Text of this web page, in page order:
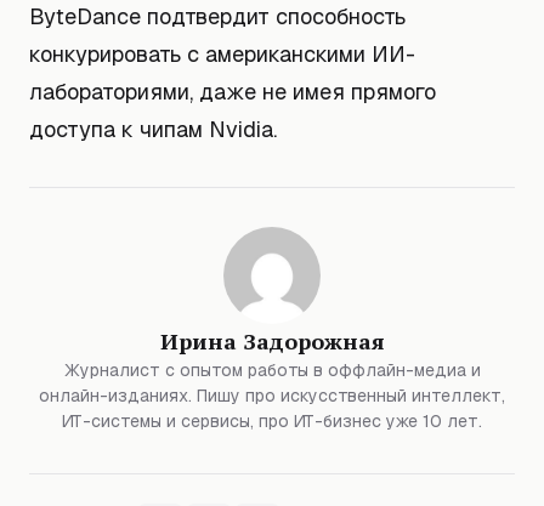
ByteDance подтвердит способность
конкурировать с американскими ИИ-
лабораториями, даже не имея прямого
доступа к чипам Nvidia.
Ирина Задорожная
Журналист с опытом работы в оффлайн-медиа и
онлайн-изданиях. Пишу про искусственный интеллект,
ИТ-системы и сервисы, про ИТ-бизнес уже 10 лет.